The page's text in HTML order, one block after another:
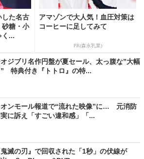
した名古
糖・小
く...
アマゾンで大人気！血圧対策は
コーヒーに足してみて
PR(森永乳業)
ジブリ名作円盤が夏セール、太っ腹な”大幅
特典付き『トトロ』の特...
ンモール報道で“流れた映像”に… 元消防
に訴え「すごい違和感」「...
滅の刃』で回収された「1秒」の伏線が